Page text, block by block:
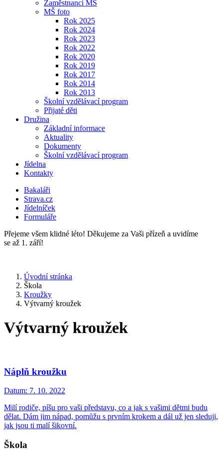
Zaměstnanci MŠ
MŠ foto
Rok 2025
Rok 2024
Rok 2023
Rok 2022
Rok 2020
Rok 2019
Rok 2017
Rok 2014
Rok 2013
Školní vzdělávací program
Přijaté děti
Družina
Základní informace
Aktuality
Dokumenty
Školní vzdělávací program
Jídelna
Kontakty
Bakaláři
Strava.cz
Jídelníček
Formuláře
Přejeme všem klidné léto! Děkujeme za Vaši přízeň a uvidíme
se až 1. září!
Úvodní stránka
Škola
Kroužky
Výtvarný kroužek
Výtvarný kroužek
Náplň kroužku
Datum: 7. 10. 2022
Milí rodiče, píšu pro vaši představu, co a jak s vašimi dětmi budu
dělat. Dám jim nápad, pomůžu s prvním krokem a dál už jen sleduji,
jak jsou ti malí šikovní.
Škola